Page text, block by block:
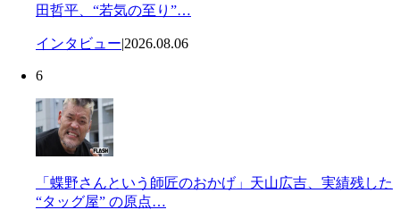
田哲平、“若気の至り”…
インタビュー|2026.08.06
6
「蝶野さんという師匠のおかげ」天山広吉、実績残した
“タッグ屋” の原点…